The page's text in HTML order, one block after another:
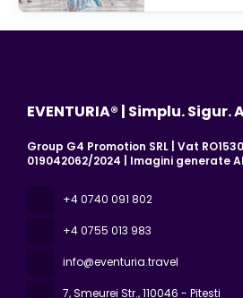
EVENTURIA® | Simplu.
Group G4 Promotion SRL | Vat
019042062/2024 | Imagini generate
+4 0740 091 802
+4 0755 013 983
info@eventuria.travel
7, Smeurei Str., 110046 - Pitesti